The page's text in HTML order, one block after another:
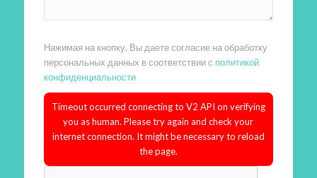
Нажимая на кнопку, Вы даете согласие на обработку
персональных данных в соответствии с политикой
конфиденциальности
Timeout occurred connecting to V2 API on verifying
you as human. Please try again and check your
internet connection. It might be necessary to reload
the page.